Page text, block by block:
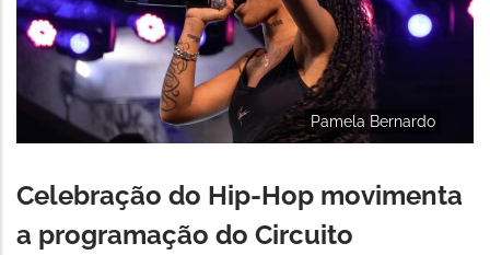
Pamela Bernardo
Celebração do Hip-Hop movimenta
a programação do Circuito